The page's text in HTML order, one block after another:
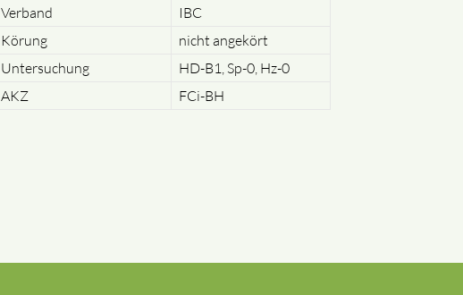
Verband
IBC
Körung
nicht angekört
Untersuchung
HD-B1, Sp-0, Hz-0
AKZ
FCi-BH